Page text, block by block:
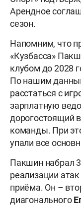
Арендное
сезон.
Напомним, что
«Кузбасса»
клубом до 2028
По нашим
расстаться с
зарплатную
дорогостоящий
команды. При
упали все
Пакшин набрал
реализации
приёма. Он –
диагонального